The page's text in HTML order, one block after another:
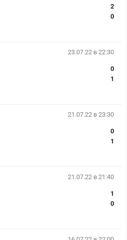
2
0
23.07.22 в 22:30
0
1
21.07.22 в 23:30
0
1
21.07.22 в 21:40
1
0